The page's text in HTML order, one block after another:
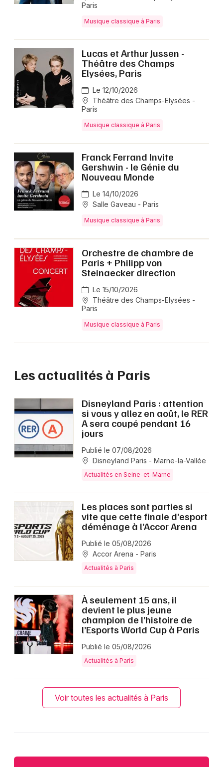
Paris
Musique classique à Paris
Lucas et Arthur Jussen -
Théâtre des Champs
Elysées, Paris
Le 12/10/2026
Théâtre des Champs-Elysées -
Paris
Musique classique à Paris
Franck Ferrand Invite
Gershwin - le Génie du
Nouveau Monde
Le 14/10/2026
Salle Gaveau - Paris
Musique classique à Paris
Orchestre de chambre de
Paris + Philipp von
Steinaecker direction
Le 15/10/2026
Théâtre des Champs-Elysées -
Paris
Musique classique à Paris
Les actualités à Paris
Disneyland Paris : attention
si vous y allez en août, le RER
A sera coupé pendant 16
jours
Publié le 07/08/2026
Disneyland Paris - Marne-la-Vallée
Actualités en Seine-et-Marne
Les places sont parties si
vite que cette finale d’esport
déménage à l’Accor Arena
Publié le 05/08/2026
Accor Arena - Paris
Actualités à Paris
À seulement 15 ans, il
devient le plus jeune
champion de l’histoire de
l’Esports World Cup à Paris
Publié le 05/08/2026
Actualités à Paris
Voir toutes les actualités à Paris